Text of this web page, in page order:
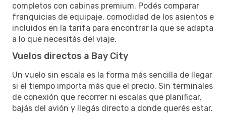
completos con cabinas premium. Podés comparar
franquicias de equipaje, comodidad de los asientos e
incluidos en la tarifa para encontrar la que se adapta
a lo que necesitás del viaje.
Vuelos directos a Bay City
Un vuelo sin escala es la forma más sencilla de llegar
si el tiempo importa más que el precio. Sin terminales
de conexión que recorrer ni escalas que planificar,
bajás del avión y llegás directo a donde querés estar.